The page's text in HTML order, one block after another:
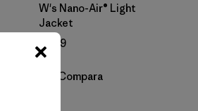
W's Nano-Air® Light
Jacket
$ 259
Compara